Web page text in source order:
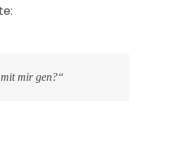
mit mir gen?“